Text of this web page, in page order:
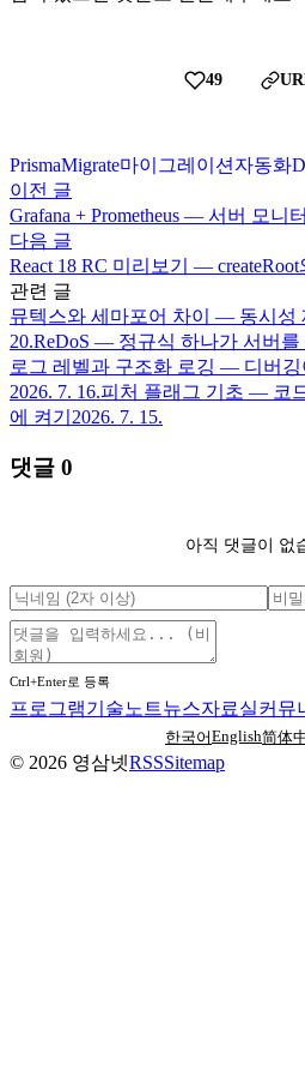
49
PrismaMigrate마이그레이션 자동화
이전 글
Grafana + Prometheus — 서버 모니
다음 글
React 18 RC 미리보기 — createRoot
관련 글
뮤텍스와 세마포어 차이 — 동시성
20.ReDoS — 정규식 하나가 서버를
로그 레벨과 구조화 로깅 — 디버깅
2026. 7. 16.피처 플래그 기초 — 코
에 켜기 2026. 7. 15.
댓글 0
아직 댓글이 없
Ctrl+Enter로 등록
프로그램기술노트뉴스자료실커뮤
한국어English简体
© 2026 영삼넷RSSSitemap